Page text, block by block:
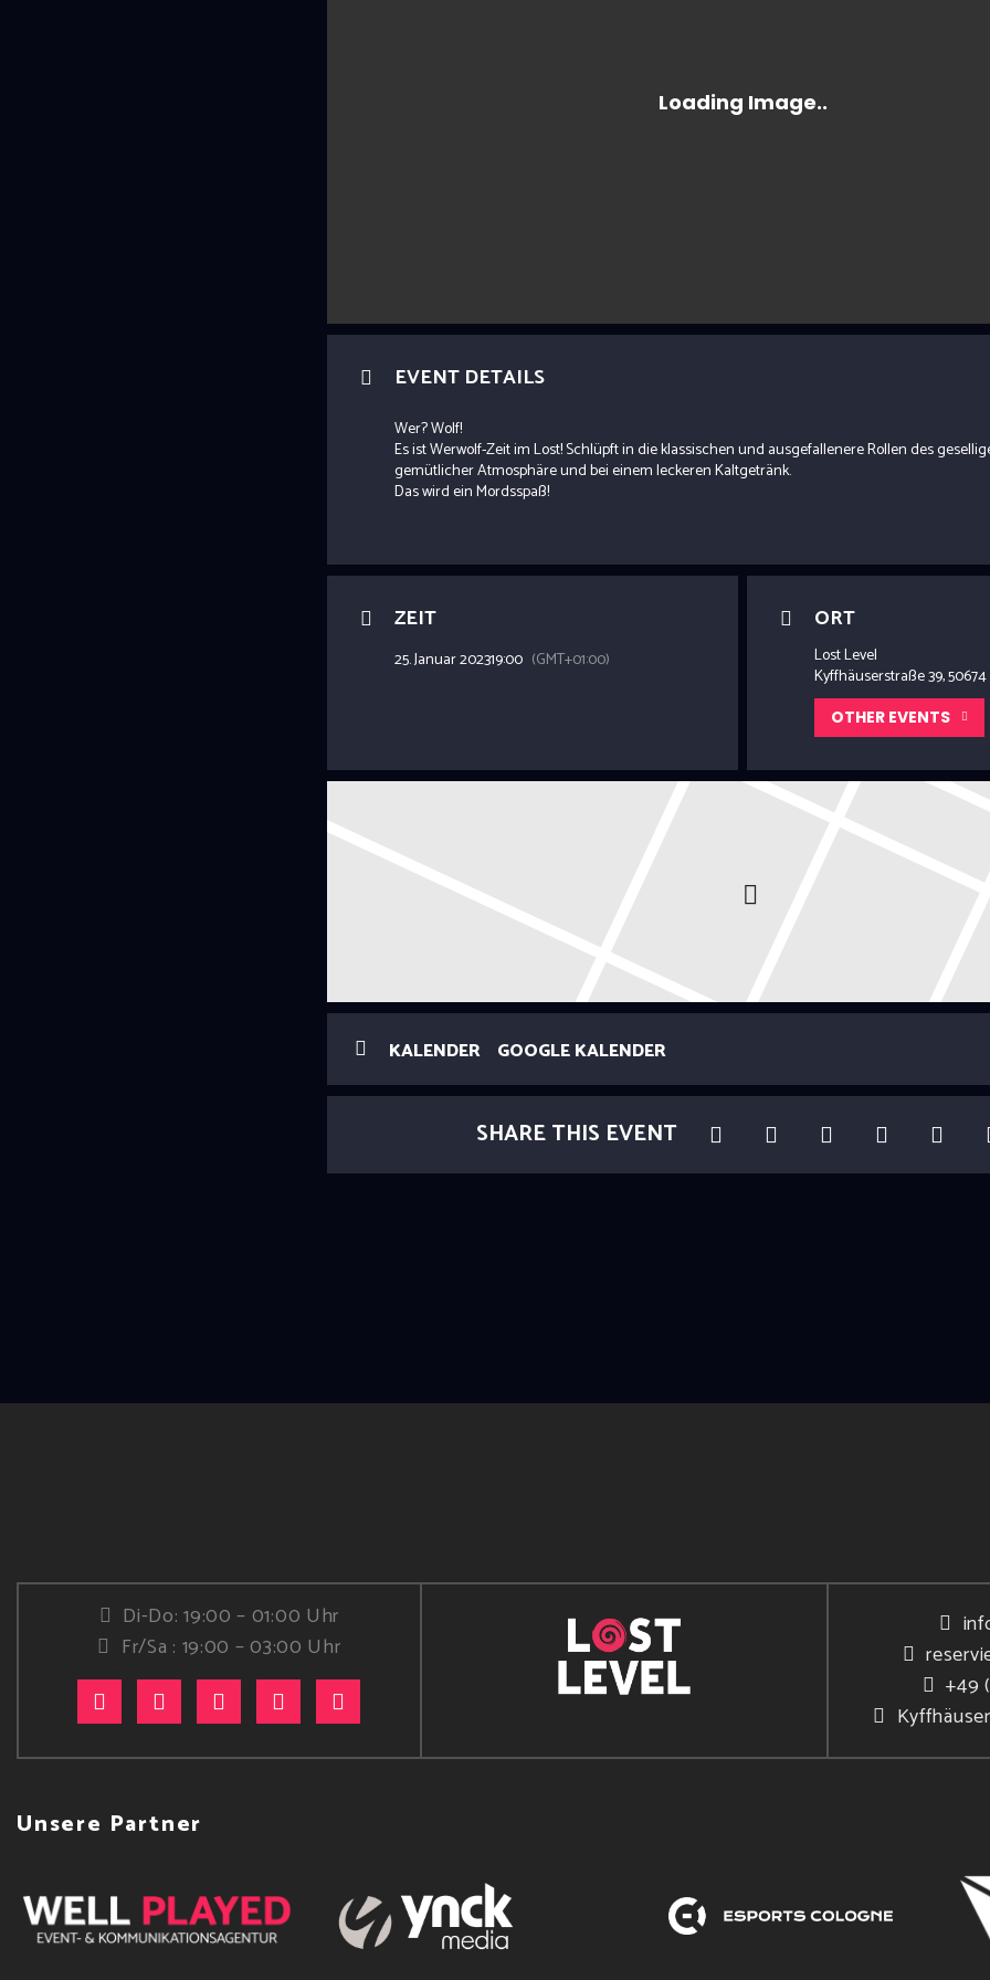
EVENT DETAILS
Wer? Wolf!
Es ist Werwolf-Zeit im Lost! Schlüpft in die klassischen und ausgefallenere Rollen des
gemütlicher Atmosphäre und bei einem leckeren Kaltgetränk.
Das wird ein Mordsspaß!
ZEIT
25. Januar 202319:00 (GMT+01:00)
ORT
Lost Level
Kyffhäuserstraße 39,
OTHER EVENTS
KALENDER GOOGLE KALENDER
SHARE THIS EVENT
Di-Do: 19:00 – 01:00 Uhr
Fr/Sa : 19:00 – 03:00 Uhr
+49
Unsere Partner